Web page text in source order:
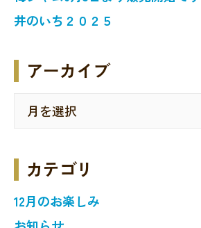
井のいち２０２５
アーカイブ
カテゴリ
12月のお楽しみ